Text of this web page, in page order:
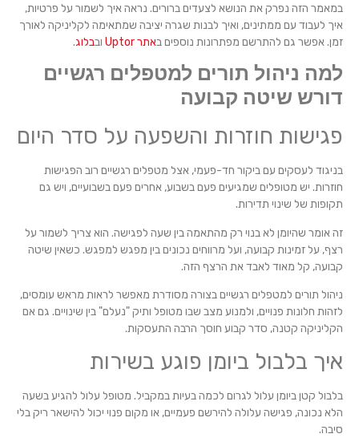
במאמר הזה נפרק את הנושא לצעדים ברורים. נראה איך לשמור על פרטיות,
איך לעבוד עם ממתינים, ואיך לבנות שגרה יציבה שמתאימה לקליניקה לאורך
זמן. אפשר גם להתרשם מפתרונות נוספים באתר Uptor ובבלוג.
למה ניהול תורים למטפלים רגשיים
דורש שיטה קבועה
פגישות חוזרות והשפעה על סדר היום
בניגוד לעסקים עם ביקור חד-פעמי, אצל מטפלים רגשיים רוב הפגישות
חוזרות. יש מטופלים שמגיעים פעם בשבוע, אחרים פעם בשבועיים, ויש גם
תקופות של שינוי תדירות.
זה אומר שהיומן לא בנוי רק מהתאמה בין שעה לפגישה. הוא צריך לשמור על
רצף, על זמינות קבועה, ועל מרווחים נכונים בין מפגש למפגש. כשאין שיטה
קבועה, קל מאוד לאבד את הרצף הזה.
ניהול תורים למטפלים רגשיים בצורה מסודרת מאפשר לראות מראש עומסים,
לזהות חלונות פנויים, ולמנוע מצב שבו מטופל ותיק "נעלם" בין שינויים. גם אם
הקליניקה קטנה, סדר קבוע חוסך הרבה התעסקות.
איך בלבול ביומן פוגע בשירות
בלבול קטן ביומן עלול לגרום לכמה בעיות במקביל. מטופל עלול להגיע בשעה
הלא נכונה, פגישה עלולה להירשם פעמיים, או מקום פנוי יכול להישאר ריק בלי
סיבה.